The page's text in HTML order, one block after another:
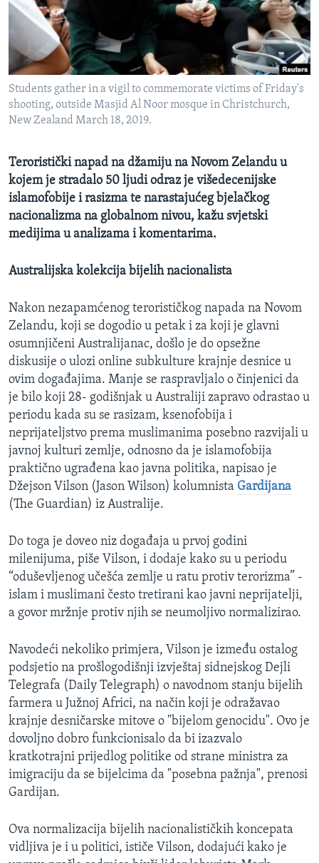
MAGAZIN
O GLASU AMERIKE
Learning English
PRATITE NAS
Jezici
Students gather in a vigil to commemorate victims of Friday's
shooting, outside Masjid Al Noor mosque in Christchurch,
New Zealand March 18, 2019.
Teroristički napad na džamiju na Novom Zelandu u
kojem je stradalo 50 ljudi odraz je višedecenijske
islamofobije i rasizma te narastajućeg bjelačkog
nacionalizma na globalnom nivou, kažu svjetski
medijima u analizama i komentarima.
Australijska kolekcija bijelih nacionalista
Nakon nezapamćenog terorističkog napada na Novom
Zelandu, koji se dogodio u petak i za koji je glavni
osumnjičeni Australijanac, došlo je do opsežne
diskusije o ulozi online subkulture krajnje desnice u
ovim događajima. Manje se raspravljalo o činjenici da
je bilo koji 28- godišnjak u Australiji zapravo odrastao u
periodu kada su se rasizam, ksenofobija i
neprijateljstvo prema muslimanima posebno razvijali u
javnoj kulturi zemlje, odnosno da je islamofobija
praktično ugrađena kao javna politika, napisao je
Džejson Vilson (Jason Wilson) kolumnista Gardijana
(The Guardian) iz Australije.
Do toga je doveo niz događaja u prvoj godini
milenijuma, piše Vilson, i dodaje kako su u periodu
“oduševljenog učešća zemlje u ratu protiv terorizma” -
islam i muslimani često tretirani kao javni neprijatelji,
a govor mržnje protiv njih se neumoljivo normalizirao.
Navodeći nekoliko primjera, Vilson je između ostalog
podsjetio na prošlogodišnji izvještaj sidnejskog Dejli
Telegrafa (Daily Telegraph) o navodnom stanju bijelih
farmera u Južnoj Africi, na način koji je odražavao
krajnje desničarske mitove o "bijelom genocidu". Ovo je
dovoljno dobro funkcionisalo da bi izazvalo
kratkotrajni prijedlog politike od strane ministra za
imigraciju da se bijelcima da "posebna pažnja", prenosi
Gardijan.
Ova normalizacija bijelih nacionalističkih koncepata
vidljiva je i u politici, ističe Vilson, dodajući kako je